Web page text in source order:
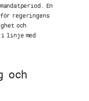
En
regeringens
och
i linje med
och